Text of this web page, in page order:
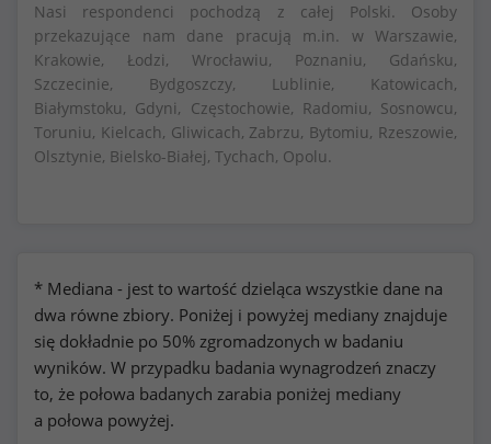
Nasi respondenci pochodzą z całej Polski. Osoby
przekazujące nam dane pracują m.in. w Warszawie,
Krakowie, Łodzi, Wrocławiu, Poznaniu, Gdańsku,
Szczecinie, Bydgoszczy, Lublinie, Katowicach,
Białymstoku, Gdyni, Częstochowie, Radomiu, Sosnowcu,
Toruniu, Kielcach, Gliwicach, Zabrzu, Bytomiu, Rzeszowie,
Olsztynie, Bielsko-Białej, Tychach, Opolu.
* Mediana - jest to wartość dzieląca wszystkie dane na
dwa równe zbiory. Poniżej i powyżej mediany znajduje
się dokładnie po 50% zgromadzonych w badaniu
wyników. W przypadku badania wynagrodzeń znaczy
to, że połowa badanych zarabia poniżej mediany
a połowa powyżej.